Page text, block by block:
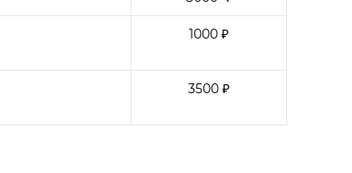
1000 ₽
3500 ₽